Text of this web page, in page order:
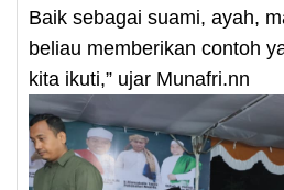
Baik sebagai suami, ayah,
beliau memberikan contoh
kita ikuti,” ujar Munafri.nn